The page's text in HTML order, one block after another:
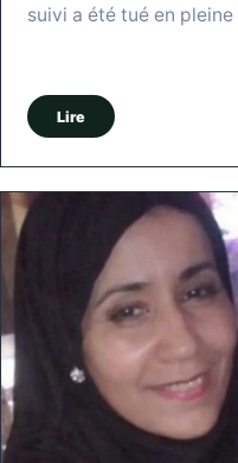
suivi a été tué en
Lire